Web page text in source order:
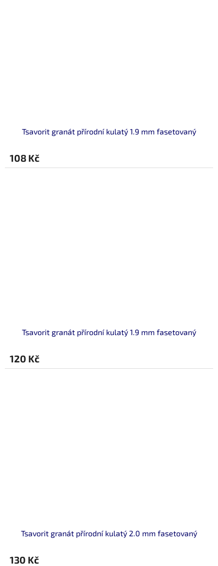
Tsavorit granát přírodní kulatý 1.9 mm fasetovaný
108 Kč
Tsavorit granát přírodní kulatý 1.9 mm fasetovaný
120 Kč
Tsavorit granát přírodní kulatý 2.0 mm fasetovaný
130 Kč